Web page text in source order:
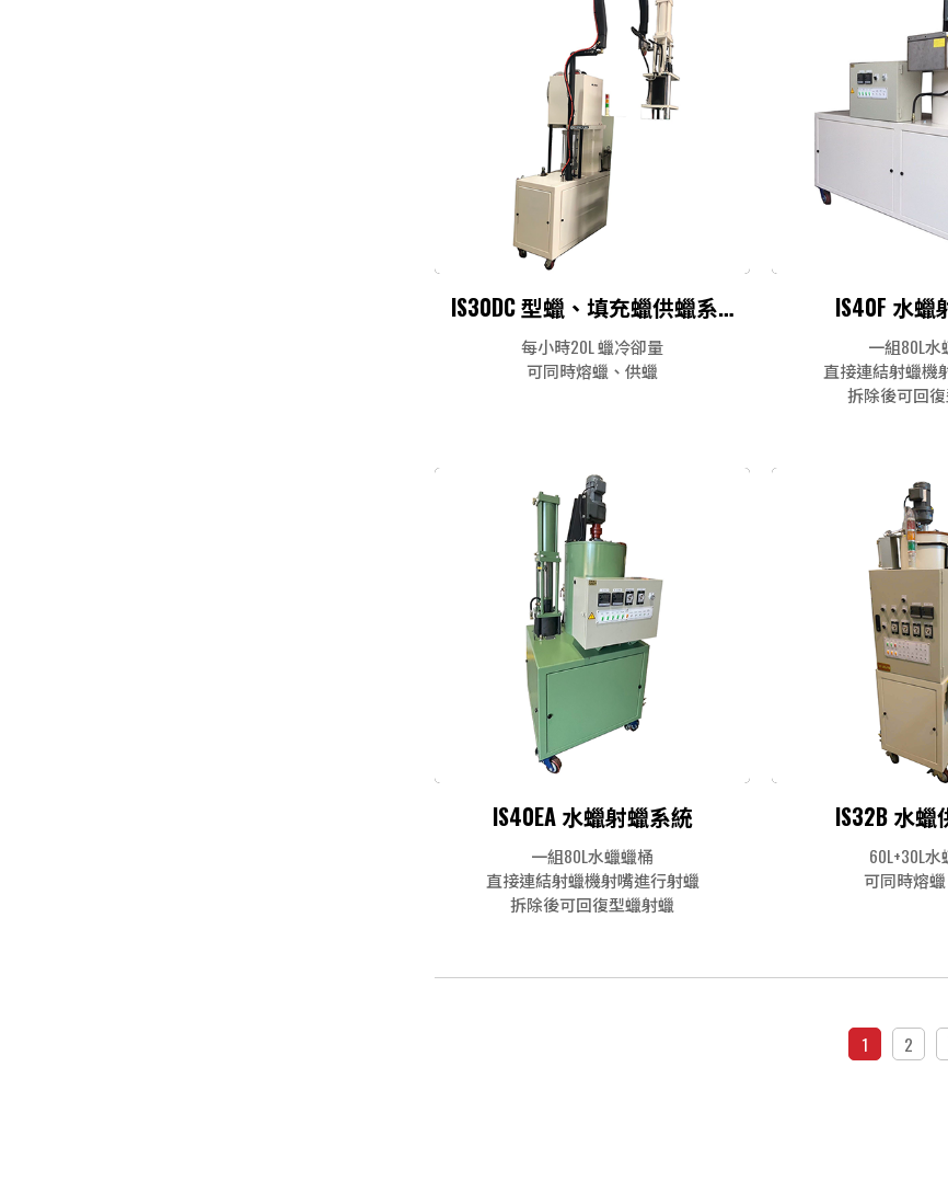
IS30DC 型蠟、填充蠟供蠟系統
每小時20L 蠟冷卻量
可同時熔蠟、供蠟
IS40F 水蠟
一組80L水
直接連結射蠟機
拆除後可回
IS40EA 水蠟射蠟系統
一組80L水蠟蠟桶
直接連結射蠟機射嘴進行射蠟
拆除後可回復型蠟射蠟
IS32B 水
60L+30L
可同時熔
1 2